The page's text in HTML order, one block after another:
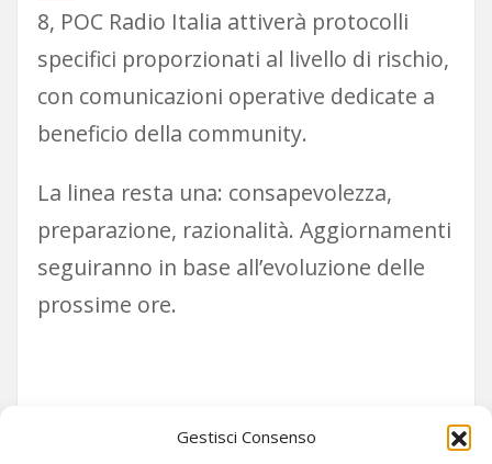
Gestisci Consenso
8, POC Radio Italia attiverà protocolli
specifici proporzionati al livello di rischio,
con comunicazioni operative dedicate a
beneficio della community.
La linea resta una: consapevolezza,
preparazione, razionalità. Aggiornamenti
seguiranno in base all’evoluzione delle
prossime ore.
Siamo su TELEGRAM!